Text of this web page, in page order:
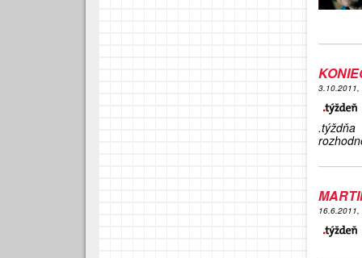
3.10.2011,
16.6.2011,